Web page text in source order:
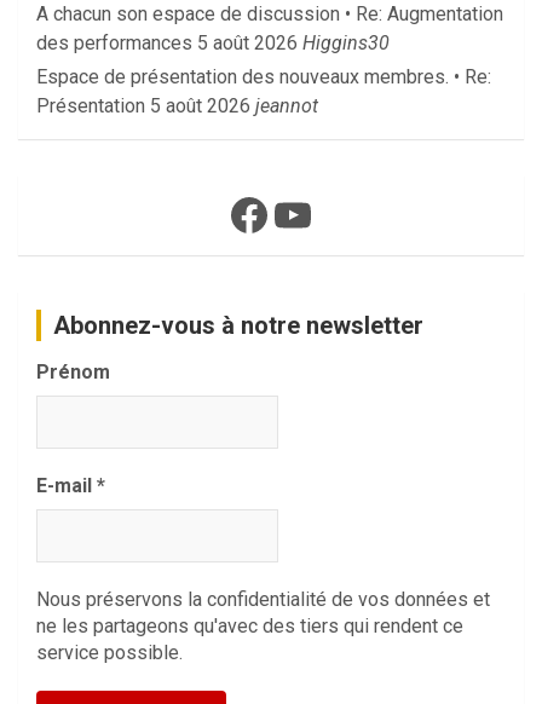
A chacun son espace de discussion • Re: Augmentation
des performances 5 août 2026 Higgins30
Espace de présentation des nouveaux membres. • Re:
Présentation 5 août 2026 jeannot
Facebook
YouTube
Abonnez-vous à notre newsletter
Prénom
E-mail *
Nous préservons la confidentialité de vos données et
ne les partageons qu'avec des tiers qui rendent ce
service possible.